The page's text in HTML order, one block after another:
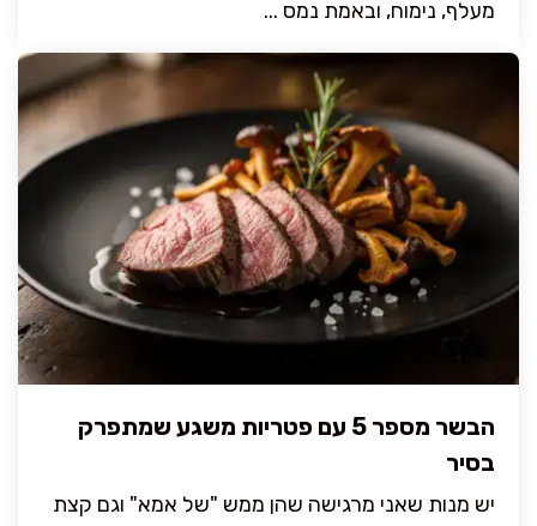
מעלף, נימוח, ובאמת נמס ...
הבשר מספר 5 עם פטריות משגע שמתפרק
בסיר
יש מנות שאני מרגישה שהן ממש "של אמא" וגם קצת